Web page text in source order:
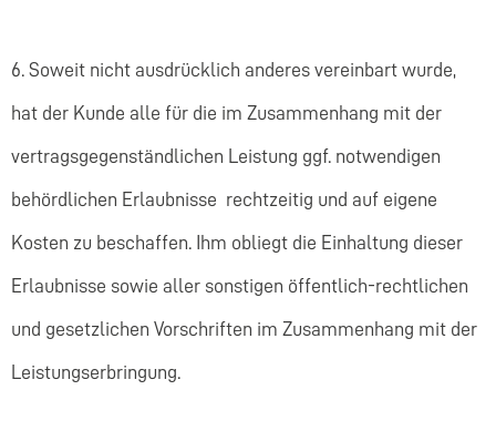
6. Soweit nicht ausdrücklich anderes vereinbart wurde,
hat der Kunde alle für die im Zusammenhang mit der
vertragsgegenständlichen Leistung ggf. notwendigen
behördlichen Erlaubnisse rechtzeitig und auf eigene
Kosten zu beschaffen. Ihm obliegt die Einhaltung dieser
Erlaubnisse sowie aller sonstigen öffentlich-rechtlichen
und gesetzlichen Vorschriften im Zusammenhang mit der
Leistungserbringung.